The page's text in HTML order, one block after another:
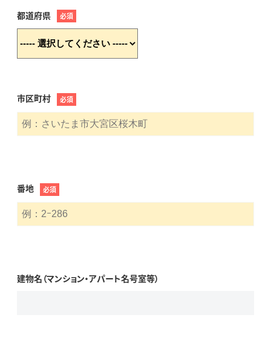
都道府県 必須
市区町村 必須
番地 必須
建物名（マンション・アパート名号室等）